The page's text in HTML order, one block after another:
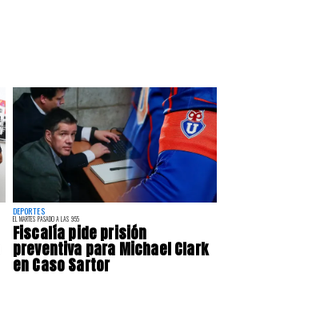
DEPORTES
EL MARTES PASADO A LAS 9:55
Fiscalía pide prisión
preventiva para Michael Clark
en Caso Sartor